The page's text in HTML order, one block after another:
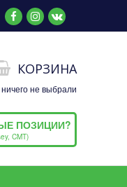
КОРЗИНА
не выбрали
ПОЗИЦИИ?
CMT)